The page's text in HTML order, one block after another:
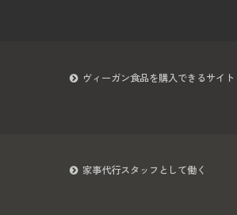
ヴィーガン食品を購入できるサイト
家事代行スタッフとして働く